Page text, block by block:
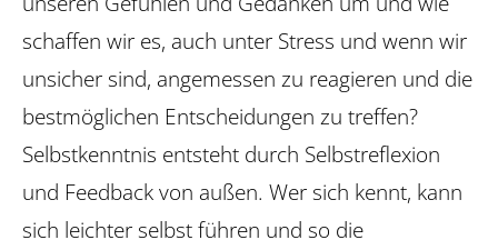
schaffen wir es, auch unter Stress und wenn wir
unsicher sind, angemessen zu reagieren und die
bestmöglichen Entscheidungen zu treffen?
Selbstkenntnis entsteht durch Selbstreflexion
und Feedback von außen. Wer sich kennt, kann
sich leichter selbst führen und so die